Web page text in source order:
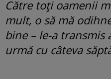
Către toți oamenii
mult, o să mă
bine – le-a
urmă cu câteva